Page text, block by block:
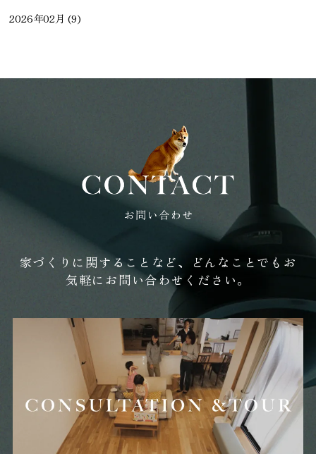
2026年02月 (9)
2025年07月 (15)
2025年06月 (18)
2025年05月 (20)
家づくりに関することなど、どんなことでもお
気軽にお問い合わせください。